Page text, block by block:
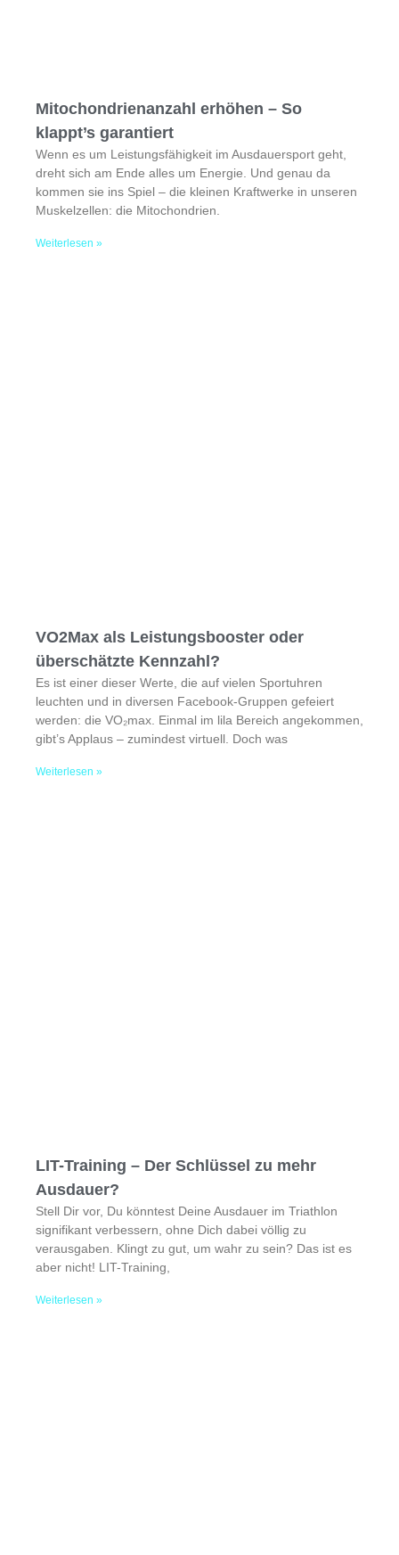
Mitochondrienanzahl erhöhen – So
klappt’s garantiert
Wenn es um Leistungsfähigkeit im Ausdauersport geht,
dreht sich am Ende alles um Energie. Und genau da
kommen sie ins Spiel – die kleinen Kraftwerke in unseren
Muskelzellen: die Mitochondrien.
Weiterlesen »
VO2Max als Leistungsbooster oder
überschätzte Kennzahl?
Es ist einer dieser Werte, die auf vielen Sportuhren
leuchten und in diversen Facebook-Gruppen gefeiert
werden: die VO₂max. Einmal im lila Bereich angekommen,
gibt’s Applaus – zumindest virtuell. Doch was
Weiterlesen »
LIT-Training – Der Schlüssel zu mehr
Ausdauer?
Stell Dir vor, Du könntest Deine Ausdauer im Triathlon
signifikant verbessern, ohne Dich dabei völlig zu
verausgaben. Klingt zu gut, um wahr zu sein? Das ist es
aber nicht! LIT-Training,
Weiterlesen »